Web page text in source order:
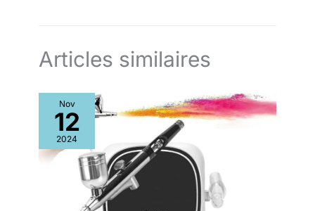
Articles similaires
Nov
12
2024